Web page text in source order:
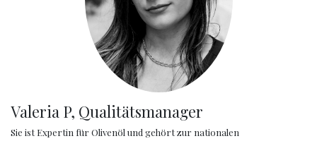
Valeria P, Qualitätsmanager
Sie ist Expertin für Olivenöl und gehört zur nationalen